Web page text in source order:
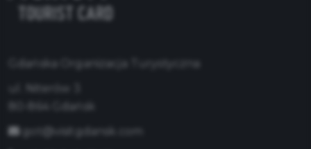
Gdańska Organizacja Turystyczna
80-864 Gdańsk
got@visitgdansk.com